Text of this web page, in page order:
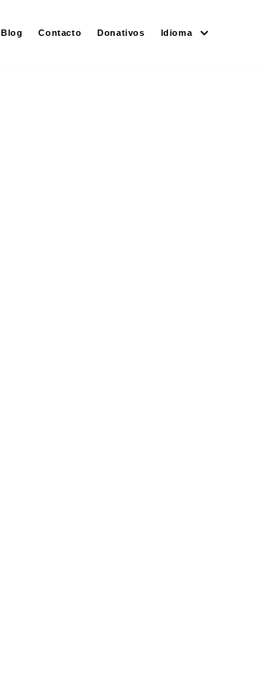
Blog Contacto Donativos Idioma